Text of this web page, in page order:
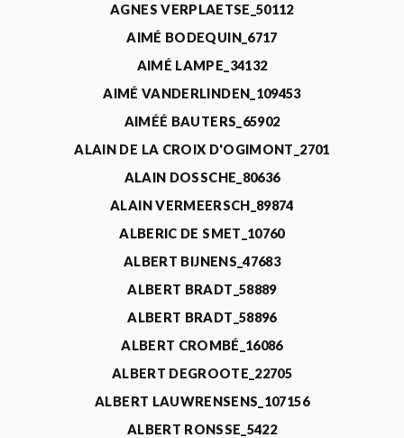
AGNES VERPLAETSE_50112
AIMÉ BODEQUIN_6717
AIMÉ LAMPE_34132
AIMÉ VANDERLINDEN_109453
AIMÉÉ BAUTERS_65902
ALAIN DE LA CROIX D'OGIMONT_2701
ALAIN DOSSCHE_80636
ALAIN VERMEERSCH_89874
ALBERIC DE SMET_10760
ALBERT BIJNENS_47683
ALBERT BRADT_58889
ALBERT BRADT_58896
ALBERT CROMBÉ_16086
ALBERT DEGROOTE_22705
ALBERT LAUWRENSENS_107156
ALBERT RONSSE_5422